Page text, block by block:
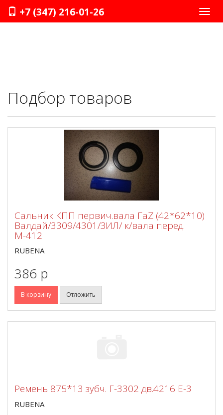
+7 (347) 216-01-26
Подбор товаров
Сальник КПП первич.вала ГаZ (42*62*10)
Валдай/3309/4301/ЗИЛ/ к/вала перед.
М-412
RUBENA
386 p
В корзину Отложить
Ремень 875*13 зубч. Г-3302 дв.4216 Е-3
RUBENA